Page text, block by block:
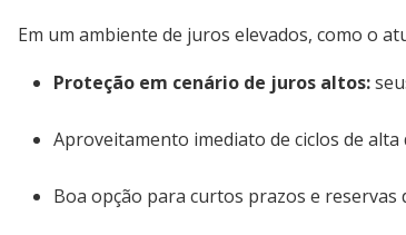
Em um ambiente de juros elevados, como o
Proteção em cenário de juros altos:
Aproveitamento imediato de ciclos de alta
Boa opção para curtos prazos e reservas